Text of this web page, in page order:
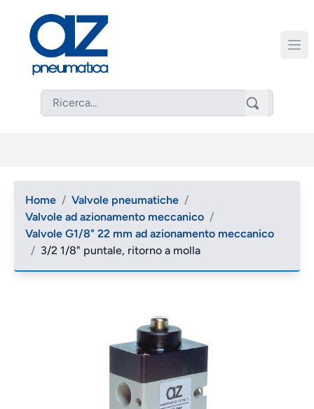
Home / Valvole pneumatiche /
Valvole ad azionamento meccanico /
Valvole G1/8" 22 mm ad azionamento meccanico
/ 3/2 1/8" puntale, ritorno a molla